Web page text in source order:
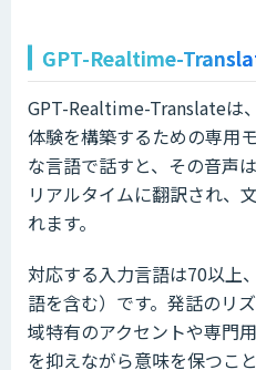
GPT-Realtime-
GPT-Realtime-Translateは
体験を構築するための専用
な言語で話すと、その音声
リアルタイムに翻訳され、
れます。
対応する入力言語は70以上
語を含む）です。発話のリ
域特有のアクセントや専門
を抑えながら意味を保つこ